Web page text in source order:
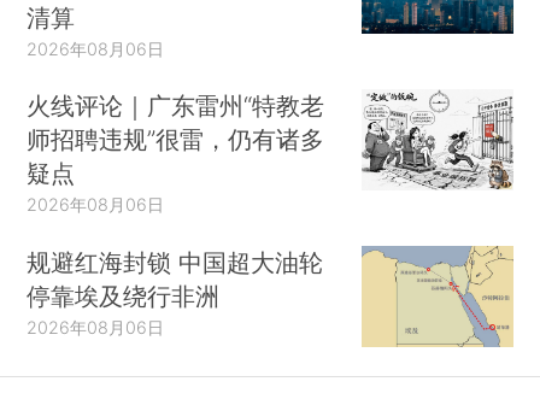
清算
2026年08月06日
火线评论｜广东雷州“特教老
师招聘违规”很雷，仍有诸多
疑点
2026年08月06日
规避红海封锁 中国超大油轮
停靠埃及绕行非洲
2026年08月06日